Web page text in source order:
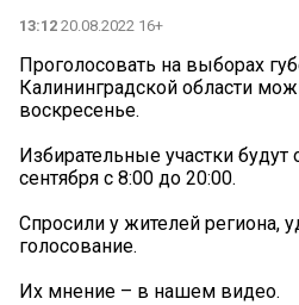
13:12 20.08.2022 16+
Проголосовать на выборах
Калининградской области
воскресенье.
Избирательные участки будут
сентября с 8:00 до 20:00.
Спросили у жителей региона,
голосование.
Их мнение – в нашем видео.